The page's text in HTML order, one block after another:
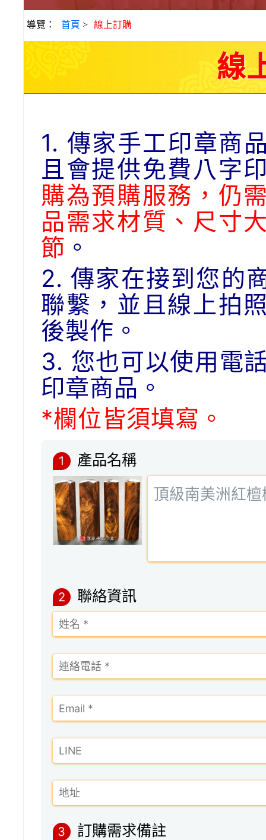
導覽： 首頁 > 線上訂購
線
1. 傳家手工印章商
且會提供免費八字
購為預購服務，仍
品需求材質、尺寸
節 。
2. 傳家在接到您的
聯繫，並且線上拍
後製作。
3. 您也可以使用電
印章商品。
*欄位皆須填寫。
1 產品名稱
2 聯絡資訊
3 訂購需求備註